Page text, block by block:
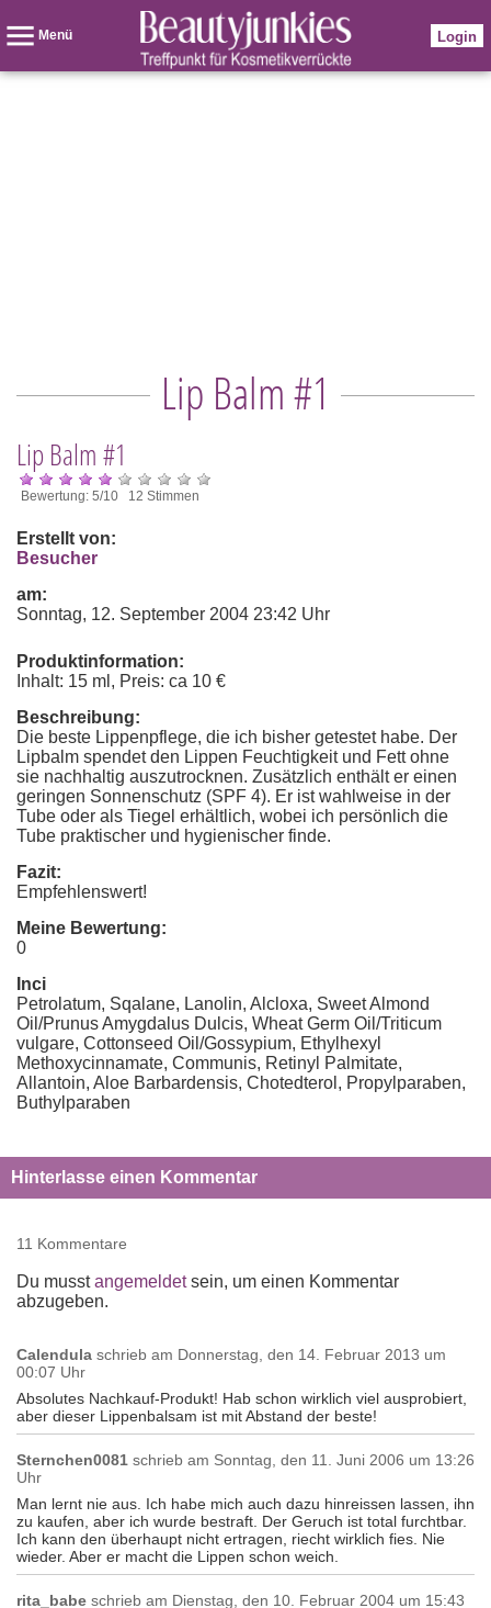
Menü Login
Lip Balm #1
Lip Balm #1
Bewertung: 5/10 12 Stimmen
Erstellt von:
Besucher
am:
Sonntag, 12. September 2004 23:42 Uhr
Produktinformation:
Inhalt: 15 ml, Preis: ca 10 €
Beschreibung:
Die beste Lippenpflege, die ich bisher getestet habe. Der
Lipbalm spendet den Lippen Feuchtigkeit und Fett ohne
sie nachhaltig auszutrocknen. Zusätzlich enthält er einen
geringen Sonnenschutz (SPF 4). Er ist wahlweise in der
Tube oder als Tiegel erhältlich, wobei ich persönlich die
Tube praktischer und hygienischer finde.
Fazit:
Empfehlenswert!
Meine Bewertung:
0
Inci
Petrolatum, Sqalane, Lanolin, Alcloxa, Sweet Almond
Oil/Prunus Amygdalus Dulcis, Wheat Germ Oil/Triticum
vulgare, Cottonseed Oil/Gossypium, Ethylhexyl
Methoxycinnamate, Communis, Retinyl Palmitate,
Allantoin, Aloe Barbardensis, Chotedterol, Propylparaben,
Buthylparaben
Hinterlasse einen Kommentar
11 Kommentare
Du musstangemeldetsein, um einen Kommentar
abzugeben.
Calendula schrieb am Donnerstag, den 14. Februar 2013 um
00:07 Uhr
Absolutes Nachkauf-Produkt! Hab schon wirklich viel ausprobiert,
aber dieser Lippenbalsam ist mit Abstand der beste!
Sternchen0081 schrieb am Sonntag, den 11. Juni 2006 um 13:26
Uhr
Man lernt nie aus. Ich habe mich auch dazu hinreissen lassen, ihn
zu kaufen, aber ich wurde bestraft. Der Geruch ist total furchtbar.
Ich kann den überhaupt nicht ertragen, riecht wirklich fies. Nie
wieder. Aber er macht die Lippen schon weich.
rita_babe schrieb am Dienstag, den 10. Februar 2004 um 15:43